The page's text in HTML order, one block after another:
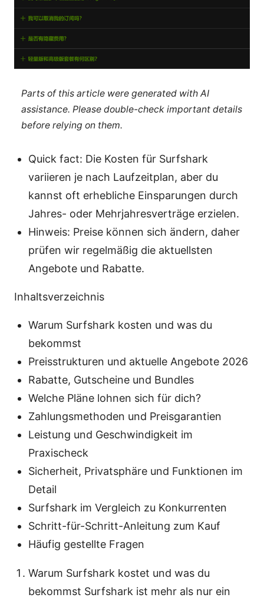
Parts of this article were generated with AI
assistance. Please double-check important details
before relying on them.
Quick fact: Die Kosten für Surfshark
variieren je nach Laufzeitplan, aber du
kannst oft erhebliche Einsparungen durch
Jahres- oder Mehrjahresverträge erzielen.
Hinweis: Preise können sich ändern, daher
prüfen wir regelmäßig die aktuellsten
Angebote und Rabatte.
Inhaltsverzeichnis
Warum Surfshark kosten und was du
bekommst
Preisstrukturen und aktuelle Angebote 2026
Rabatte, Gutscheine und Bundles
Welche Pläne lohnen sich für dich?
Zahlungsmethoden und Preisgarantien
Leistung und Geschwindigkeit im
Praxischeck
Sicherheit, Privatsphäre und Funktionen im
Detail
Surfshark im Vergleich zu Konkurrenten
Schritt-für-Schritt-Anleitung zum Kauf
Häufig gestellte Fragen
Warum Surfshark kostet und was du
bekommst Surfshark ist mehr als nur ein